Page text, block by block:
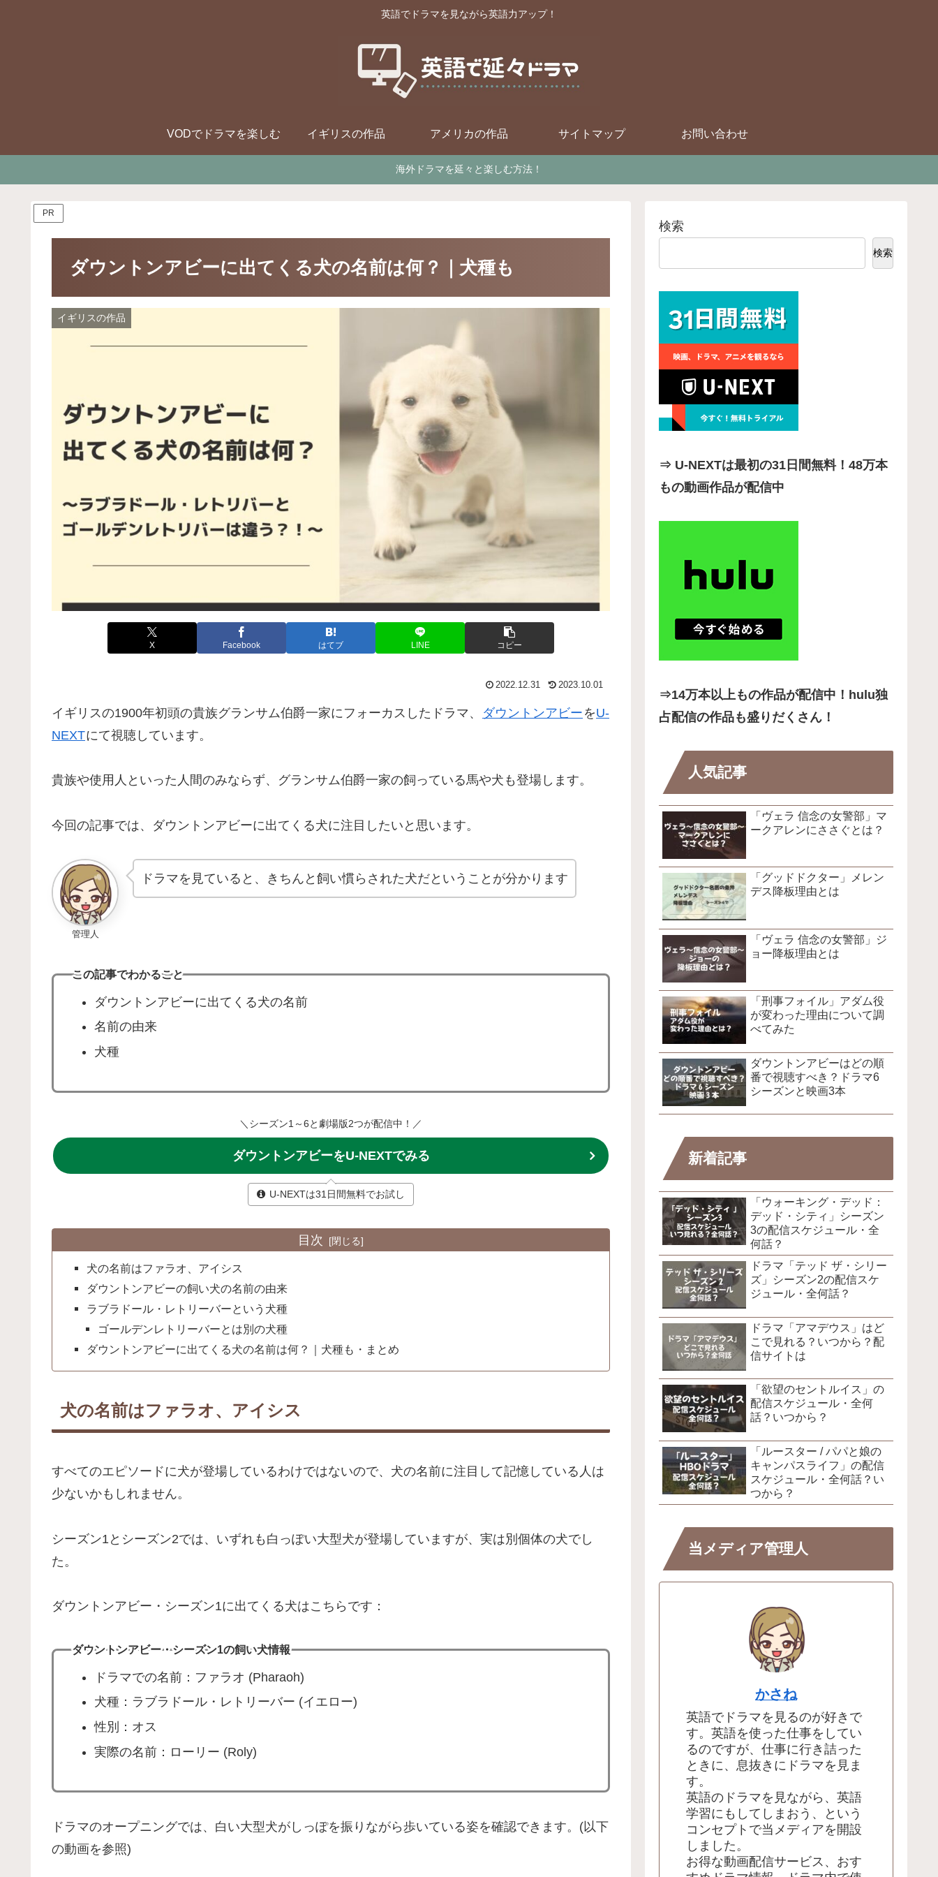
英語でドラマを見ながら英語力アップ！
VODでドラマを楽しむ イギリスの作品 アメリカの作品 サイトマップ お問い合わせ
海外ドラマを延々と楽しむ方法！
PR
ダウントンアビーに出てくる犬の名前は何？｜犬種も
イギリスの作品
X Facebook はてブ LINE コピー
2022.12.31 2023.10.01
イギリスの1900年初頭の貴族グランサム伯爵一家にフォーカスしたドラマ、 ダウントンアビー をU-
NEXTにて視聴しています。
貴族や使用人といった人間のみならず、グランサム伯爵一家の飼っている馬や犬も登場します。
今回の記事では、ダウントンアビーに出てくる犬に注目したいと思います。
管理人
ドラマを見ていると、きちんと飼い慣らされた犬だということが分かります
この記事でわかること
ダウントンアビーに出てくる犬の名前
名前の由来
犬種
＼シーズン1～6と劇場版2つが配信中！／
ダウントンアビーをU-NEXTでみる
U-NEXTは31日間無料でお試し
目次
犬の名前はファラオ、アイシス
ダウントンアビーの飼い犬の名前の由来
ラブラドール・レトリーバーという犬種
ゴールデンレトリーバーとは別の犬種
ダウントンアビーに出てくる犬の名前は何？｜犬種も・まとめ
犬の名前はファラオ、アイシス
すべてのエピソードに犬が登場しているわけではないので、犬の名前に注目して記憶している人は
少ないかもしれません。
シーズン1とシーズン2では、いずれも白っぽい大型犬が登場していますが、実は別個体の犬でし
た。
ダウントンアビー・シーズン1に出てくる犬はこちらです：
ダウントンアビー・シーズン1の飼い犬情報
ドラマでの名前：ファラオ (Pharaoh)
犬種：ラブラドール・レトリーバー (イエロー)
性別：オス
実際の名前：ローリー (Roly)
ドラマのオープニングでは、白い大型犬がしっぽを振りながら歩いている姿を確認できます。(以下
の動画を参照)
検索
検索
⇒ U-NEXTは最初の31日間無料！48万本
もの動画作品が配信中
⇒14万本以上もの作品が配信中！hulu独
占配信の作品も盛りだくさん！
人気記事
「ヴェラ 信念の女警部」マ
ークアレンにささぐとは？
「グッドドクター」メレン
デス降板理由とは
「ヴェラ 信念の女警部」ジ
ョー降板理由とは
「刑事フォイル」アダム役
が変わった理由について調
べてみた
ダウントンアビーはどの順
番で視聴すべき？ドラマ6
シーズンと映画3本
新着記事
「ウォーキング・デッド：
デッド・シティ」シーズン
3の配信スケジュール・全
何話？
ドラマ「テッド ザ・シリー
ズ」シーズン2の配信スケ
ジュール・全何話？
ドラマ「アマデウス」はど
こで見れる？いつから？配
信サイトは
「欲望のセントルイス」の
配信スケジュール・全何
話？いつから？
「ルースター / パパと娘の
キャンパスライフ」の配信
スケジュール・全何話？い
つから？
当メディア管理人
かさね
英語でドラマを見るのが好きで
す。英語を使った仕事をしてい
るのですが、仕事に行き詰った
ときに、息抜きにドラマを見ま
す。
英語のドラマを見ながら、英語
学習にもしてしまおう、という
コンセプトで当メディアを開設
しました。
お得な動画配信サービス、おす